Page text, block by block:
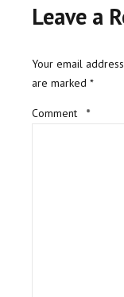
Leave a
Your email
are marked *
Comment *